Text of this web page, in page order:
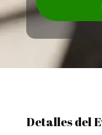
Detalles del